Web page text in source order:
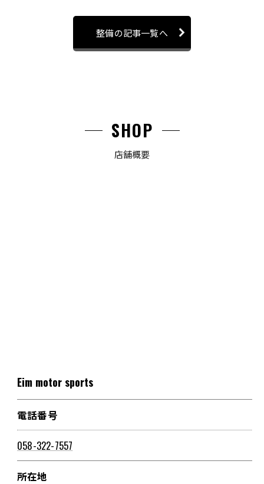
整備の記事一覧へ
店舗概要
SHOP
Eim motor sports
電話番号
058-322-7557
所在地